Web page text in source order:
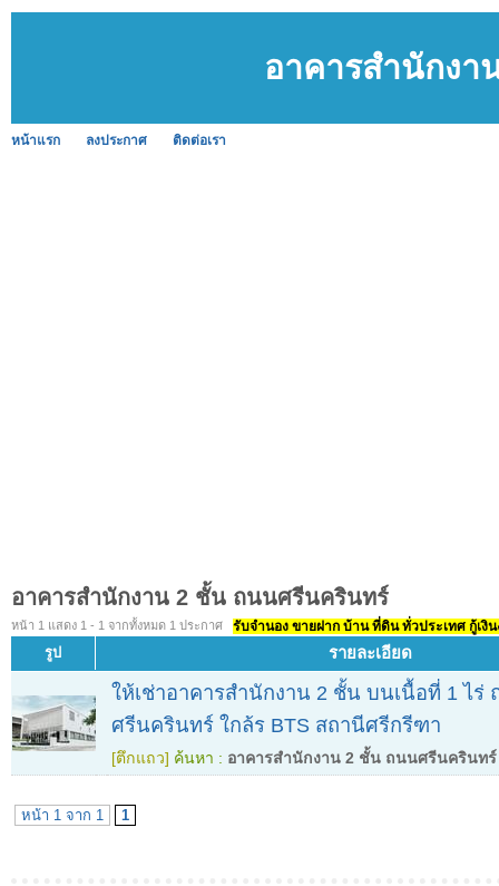
อาคารสำนักง
หน้าแรก ลงประกาศ ติดต่อเรา
อาคารสำนักงาน 2 ชั้น ถนนศรีนครินทร์
หน้า 1 แสดง 1 - 1 จากทั้งหมด 1 ประกาศ รับจำนอง ขายฝาก บ้าน ที่ดิน ทั่วประเทศ กู้เงิ
รูป รายละเอียด
ให้เช่าอาคารสำนักงาน 2 ชั้น บนเนื้อที่ 1 ไร่
ศรีนครินทร์ ใกล้ร BTS สถานีศรีกรีฑา
[ตึกแถว] ค้นหา : อาคารสำนักงาน 2 ชั้น ถนนศรีนครินทร์
หน้า 1 จาก 1 1